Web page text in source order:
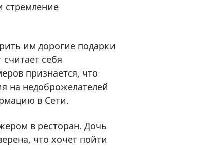
стремление
им дорогие подарки
себя
признается, что
на недоброжелателей
в Сети.
в ресторан. Дочь
что хочет пойти